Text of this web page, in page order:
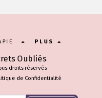
Oubliés
droits réservés
de Confidentialité
PLUS